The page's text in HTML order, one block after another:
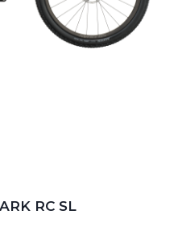
RC SL